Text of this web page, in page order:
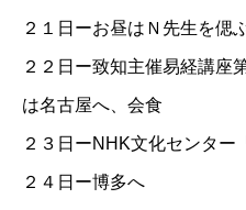
２１日ーお昼はＮ先生を偲
２２日ー致知主催易経講座
は名古屋へ、会食
２３日ーNHK文化センター
２４日ー博多へ